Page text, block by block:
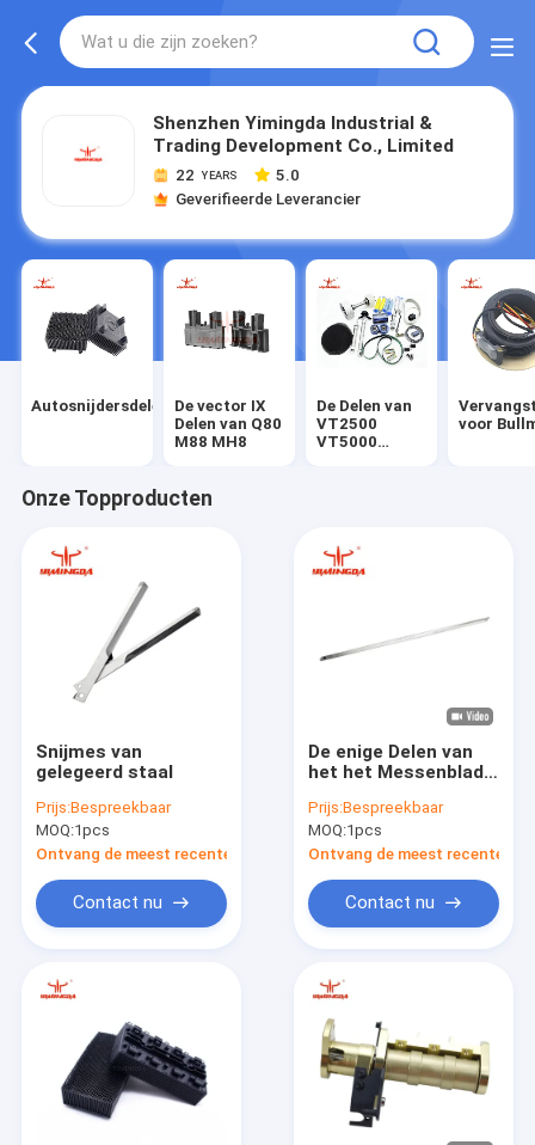
Shenzhen Yimingda Industrial &
Trading Development Co., Limited
22 YEARS
5.0
Geverifieerde Leverancier
Autosnijdersdelen
De vector IX
Delen van Q80
M88 MH8
De Delen van
VT2500
VT5000
voor
Onze Topproducten
Snijmes van
gelegeerd staal
Prijs:Bespreekbaar
MOQ:1pcs
Ontvang de meest recente Prijs
Contact nu
De enige Delen van
het het Messenblad
Autosnijder 801439
705941 310x7x2mm
Prijs:Bespreekbaar
MOQ:1pcs
Ontvang de meest recente
Contact nu